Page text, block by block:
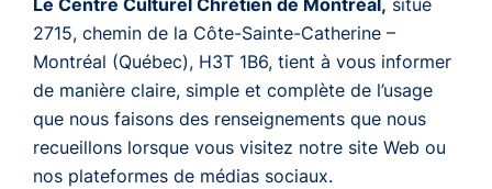
Le Centre Culturel Chrétien de Montréal, situé
2715, chemin de la Côte-Sainte-Catherine –
Montréal (Québec), H3T 1B6, tient à vous informer
de manière claire, simple et complète de l’usage
que nous faisons des renseignements que nous
recueillons lorsque vous visitez notre site Web ou
nos plateformes de médias sociaux.